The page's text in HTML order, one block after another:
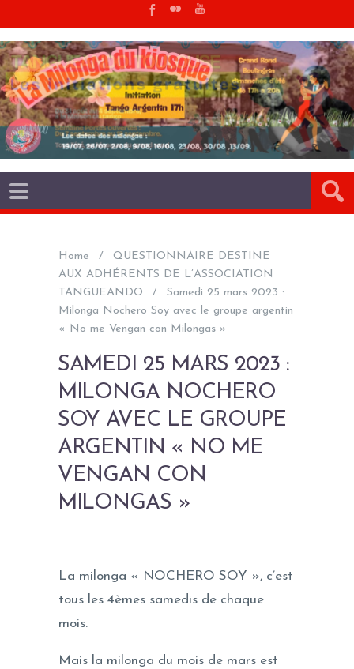
Home
QUESTIONNAIRE DESTINE
AUX ADHÉRENTS DE L’ASSOCIATION
TANGUEANDO
Samedi 25 mars 2023 :
Milonga Nochero Soy avec le groupe argentin
« No me Vengan con Milongas »
SAMEDI 25 MARS 2023 :
MILONGA NOCHERO
SOY AVEC LE GROUPE
ARGENTIN « NO ME
VENGAN CON
MILONGAS »
La milonga « NOCHERO SOY », c’est
tous les 4èmes samedis de chaque
mois.
Mais la milonga du mois de mars est